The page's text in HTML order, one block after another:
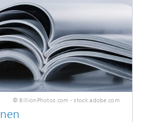
© BillionPhotos.com - stock.adobe.com